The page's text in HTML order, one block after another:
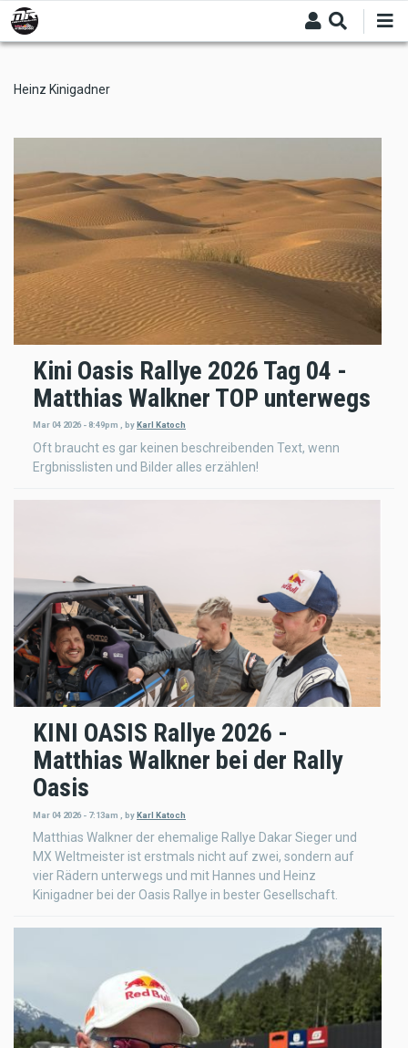
Skip
to
main
Heinz Kinigadner
Kini Oasis Rallye 2026 Tag 04 -
Matthias Walkner TOP unterwegs
Mar 04 2026 - 8:49pm , by Karl Katoch
Oft braucht es gar keinen beschreibenden Text, wenn
Ergbnisslisten und Bilder alles erzählen!
KINI OASIS Rallye 2026 -
Matthias Walkner bei der Rally
Oasis
Mar 04 2026 - 7:13am byKarl Katoch
Matthias Walkner der ehemalige Rallye Dakar Sieger und
MX Weltmeister ist erstmals nicht auf zwei, sondern auf
vier Rädern unterwegs und mit Hannes und Heinz
Kinigadner bei der Oasis Rallye in bester Gesellschaft.